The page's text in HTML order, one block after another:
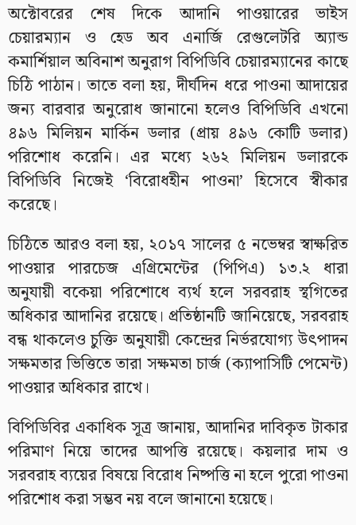
অক্টোবরের শেষ দিকে আদানি পাওয়ারের ভাইস
চেয়ারম্যান ও হেড অব এনার্জি রেগুলেটরি অ্যান্ড
কমার্শিয়াল অবিনাশ অনুরাগ বিপিডিবি চেয়ারম্যানের কাছে
চিঠি পাঠান। তাতে বলা হয়, দীর্ঘদিন ধরে পাওনা আদায়ের
জন্য বারবার অনুরোধ জানানো হলেও বিপিডিবি এখনো
৪৯৬ মিলিয়ন মার্কিন ডলার (প্রায় ৪৯৬ কোটি ডলার)
পরিশোধ করেনি। এর মধ্যে ২৬২ মিলিয়ন ডলারকে
বিপিডিবি নিজেই ‘বিরোধহীন পাওনা’ হিসেবে স্বীকার
করেছে।
চিঠিতে আরও বলা হয়, ২০১৭ সালের ৫ নভেম্বর স্বাক্ষরিত
পাওয়ার পারচেজ এগ্রিমেন্টের (পিপিএ) ১৩.২ ধারা
অনুযায়ী বকেয়া পরিশোধে ব্যর্থ হলে সরবরাহ স্থগিতের
অধিকার আদানির রয়েছে। প্রতিষ্ঠানটি জানিয়েছে, সরবরাহ
বন্ধ থাকলেও চুক্তি অনুযায়ী কেন্দ্রের নির্ভরযোগ্য উৎপাদন
সক্ষমতার ভিত্তিতে তারা সক্ষমতা চার্জ (ক্যাপাসিটি পেমেন্ট)
পাওয়ার অধিকার রাখে।
বিপিডিবির একাধিক সূত্র জানায়, আদানির দাবিকৃত টাকার
পরিমাণ নিয়ে তাদের আপত্তি রয়েছে। কয়লার দাম ও
সরবরাহ ব্যয়ের বিষয়ে বিরোধ নিষ্পত্তি না হলে পুরো পাওনা
পরিশোধ করা সম্ভব নয় বলে জানানো হয়েছে।